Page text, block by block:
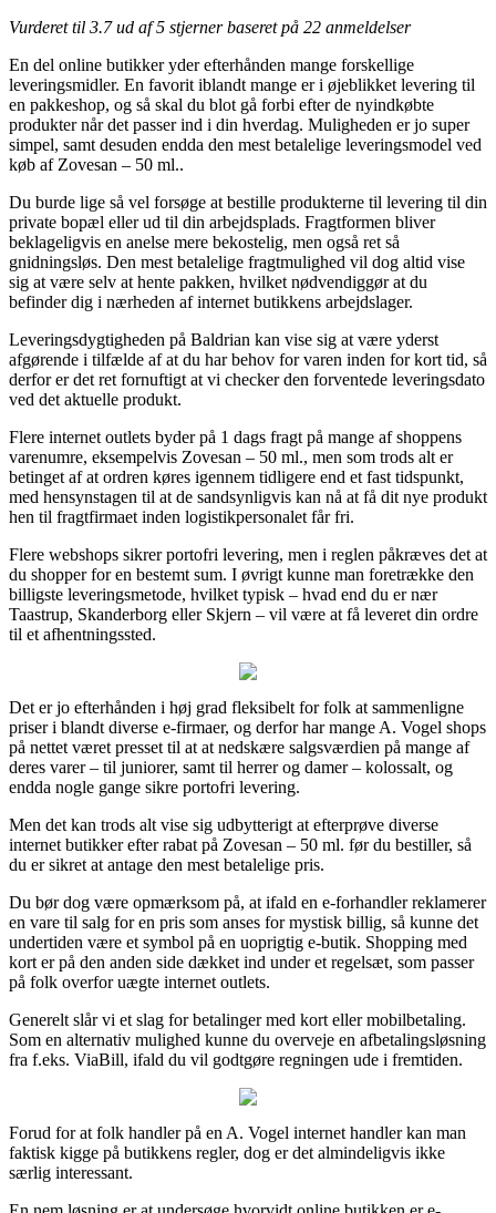
Vurderet til 3.7ud af 5 stjerner baseret på 22 anmeldelser
En del online butikker yder efterhånden mange forskellige
leveringsmidler. En favorit iblandt mange er i øjeblikket levering til
en pakkeshop, og så skal du blot gå forbi efter de nyindkøbte
produkter når det passer ind i din hverdag. Muligheden er jo super
simpel, samt desuden endda den mest betalelige leveringsmodel ved
køb af Zovesan – 50 ml..
Du burde lige så vel forsøge at bestille produkterne til levering til din
private bopæl eller ud til din arbejdsplads. Fragtformen bliver
beklageligvis en anelse mere bekostelig, men også ret så
gnidningsløs. Den mest betalelige fragtmulighed vil dog altid vise
sig at være selv at hente pakken, hvilket nødvendiggør at du
befinder dig i nærheden af internet butikkens arbejdslager.
Leveringsdygtigheden på Baldrian kan vise sig at være yderst
afgørende i tilfælde af at du har behov for varen inden for kort tid, så
derfor er det ret fornuftigt at vi checker den forventede leveringsdato
ved det aktuelle produkt.
Flere internet outlets byder på 1 dags fragt på mange af shoppens
varenumre, eksempelvis Zovesan – 50 ml., men som trods alt er
betinget af at ordren køres igennem tidligere end et fast tidspunkt,
med hensynstagen til at de sandsynligvis kan nå at få dit nye produkt
hen til fragtfirmaet inden logistikpersonalet får fri.
Flere webshops sikrer portofri levering, men i reglen påkræves det at
du shopper for en bestemt sum. I øvrigt kunne man foretrække den
billigste leveringsmetode, hvilket typisk – hvad end du er nær
Taastrup, Skanderborg eller Skjern – vil være at få leveret din ordre
til et afhentningssted.
Det er jo efterhånden i høj grad fleksibelt for folk at sammenligne
priser i blandt diverse e-firmaer, og derfor har mange A. Vogel shops
på nettet været presset til at at nedskære salgsværdien på mange af
deres varer – til juniorer, samt til herrer og damer – kolossalt, og
endda nogle gange sikre portofri levering.
Men det kan trods alt vise sig udbytterigt at efterprøve diverse
internet butikker efter rabat på Zovesan – 50 ml. før du bestiller, så
du er sikret at antage den mest betalelige pris.
Du bør dog være opmærksom på, at ifald en e-forhandler reklamerer
en vare til salg for en pris som anses for mystisk billig, så kunne det
undertiden være et symbol på en uoprigtig e-butik. Shopping med
kort er på den anden side dækket ind under et regelsæt, som passer
på folk overfor uægte internet outlets.
Generelt slår vi et slag for betalinger med kort eller mobilbetaling.
Som en alternativ mulighed kunne du overveje en afbetalingsløsning
fra f.eks. ViaBill, ifald du vil godtgøre regningen ude i fremtiden.
Forud for at folk handler på en A. Vogel internet handler kan man
faktisk kigge på butikkens regler, dog er det almindeligvis ikke
særlig interessant.